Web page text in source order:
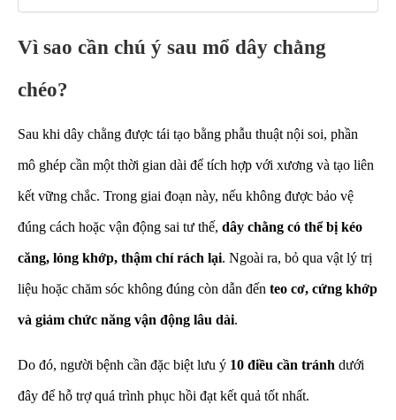
Vì sao cần chú ý sau mổ dây chằng
chéo?
Sau khi dây chằng được tái tạo bằng phẫu thuật nội soi, phần
mô ghép cần một thời gian dài để tích hợp với xương và tạo liên
kết vững chắc. Trong giai đoạn này, nếu không được bảo vệ
đúng cách hoặc vận động sai tư thế, dây chằng có thể bị kéo
căng, lỏng khớp, thậm chí rách lại. Ngoài ra, bỏ qua vật lý trị
liệu hoặc chăm sóc không đúng còn dẫn đến teo cơ, cứng khớp
và giảm chức năng vận động lâu dài.
Do đó, người bệnh cần đặc biệt lưu ý 10 điều cần tránh dưới
đây để hỗ trợ quá trình phục hồi đạt kết quả tốt nhất.